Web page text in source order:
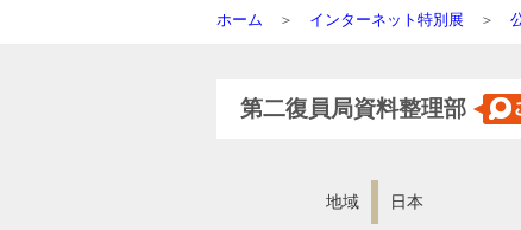
ホーム ＞ インターネット特別展 ＞
第二復員局資料整理部
地域 日本